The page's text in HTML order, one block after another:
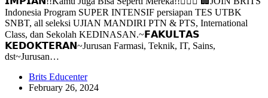
Indonesia Program SUPER INTENSIF persiapan TES UTBK
SNBT, all seleksi UJIAN MANDIRI PTN & PTS, International
Class, dan Sekolah KEDINASAN.~𝗙𝗔𝗞𝗨𝗟𝗧𝗔𝗦
𝗞𝗘𝗗𝗢𝗞𝗧𝗘𝗥𝗔𝗡~Jurusan Farmasi, Teknik, IT, Sains,
dst~Jurusan…
Brits Educenter
February 26, 2024